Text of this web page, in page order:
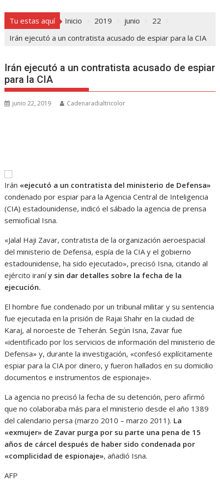
Tu estas aquí Inicio 2019 junio
22
Irán ejecutó a un contratista acusado de espiar para la CIA
Irán ejecutó a un contratista acusado de espiar
para la CIA
junio 22, 2019 Cadenaradialtricolor
Irán «ejecutó a un contratista del ministerio de Defensa»
condenado por espiar para la Agencia Central de Inteligencia
(CIA) estadounidense, indicó el sábado la agencia de prensa
semioficial Isna.
«Jalal Haji Zavar, contratista de la organización aeroespacial
del ministerio de Defensa, espía de la CIA y el gobierno
estadounidense, ha sido ejecutado», precisó Isna, citando al
ejército iraníy sin dar detalles sobre la fecha de la
ejecución.
El hombre fue condenado por un tribunal militar y su sentencia
fue ejecutada en la prisión de Rajai Shahr en la ciudad de
Karaj, al noroeste de Teherán. Según Isna, Zavar fue
«identificado por los servicios de información del ministerio de
Defensa» y, durante la investigación, «confesó explícitamente
espiar para la CIA por dinero, y fueron hallados en su domicilio
documentos e instrumentos de espionaje».
La agencia no precisó la fecha de su detención, pero afirmó
que no colaboraba más para el ministerio desde el año 1389
del calendario persa (marzo 2010 – marzo 2011). La
«exmujer» de Zavar purga por su parte una pena de 15
años de cárcel después de haber sido condenada por
«complicidad de espionaje», añadió Isna.
AFP